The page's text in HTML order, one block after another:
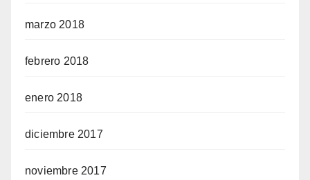
marzo 2018
febrero 2018
enero 2018
diciembre 2017
noviembre 2017